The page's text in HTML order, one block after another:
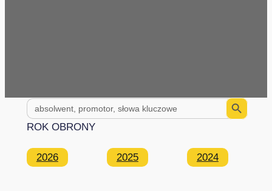
Search
for:
Search Button
ROK OBRONY
2026 2025 2024